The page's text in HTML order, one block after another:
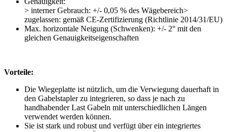
> interner Gebrauch: +/- 0,05 % des Wägebereich>
zugelassen: gemäß CE-Zertifizierung (Richtlinie 2014/31/EU)
Max. horizontale Neigung (Schwenken): +/- 2° mit den
gleichen Genauigkeitseigenschaften
Vorteile:
Die Wiegeplatte ist nützlich, um die Verwiegung dauerhaft in
den Gabelstapler zu integrieren, so dass je nach zu
handhabender Last Gabeln mit unterschiedlichen Längen
verwendet werden können.
Sie ist stark und robust und verfügt über ein integriertes